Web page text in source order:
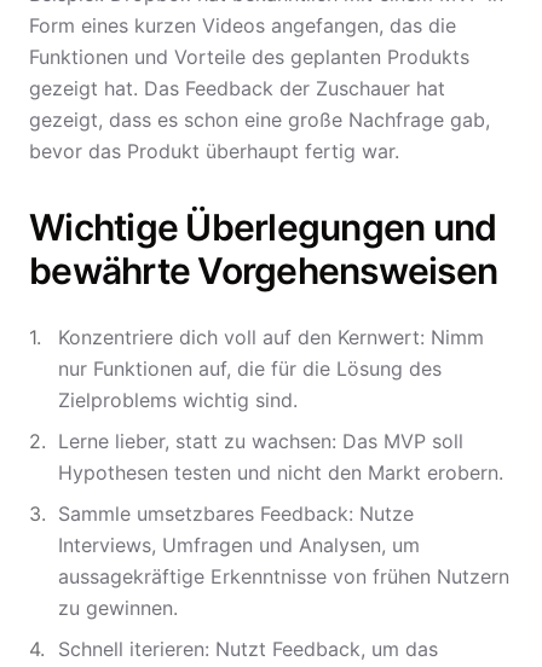
Form eines kurzen Videos angefangen, das die
Funktionen und Vorteile des geplanten Produkts
gezeigt hat. Das Feedback der Zuschauer hat
gezeigt, dass es schon eine große Nachfrage gab,
bevor das Produkt überhaupt fertig war.
Wichtige Überlegungen und
bewährte Vorgehensweisen
Konzentriere dich voll auf den Kernwert: Nimm
nur Funktionen auf, die für die Lösung des
Zielproblems wichtig sind.
Lerne lieber, statt zu wachsen: Das MVP soll
Hypothesen testen und nicht den Markt erobern.
Sammle umsetzbares Feedback: Nutze
Interviews, Umfragen und Analysen, um
aussagekräftige Erkenntnisse von frühen Nutzern
zu gewinnen.
Schnell iterieren: Nutzt Feedback, um das